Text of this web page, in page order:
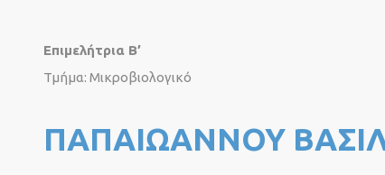
Επιμελήτρια Β’
Τμήμα: Μικροβιολογικό
ΠΑΠΑΙΩΑΝΝΟΥ